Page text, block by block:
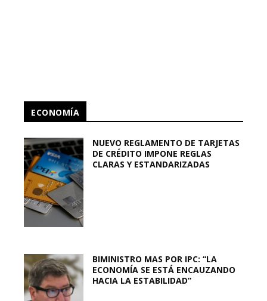
ECONOMÍA
NUEVO REGLAMENTO DE TARJETAS
DE CRÉDITO IMPONE REGLAS
CLARAS Y ESTANDARIZADAS
BIMINISTRO MAS POR IPC: “LA
ECONOMÍA SE ESTÁ ENCAUZANDO
HACIA LA ESTABILIDAD”